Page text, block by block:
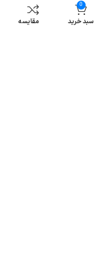
0
سبد خرید مقایسه